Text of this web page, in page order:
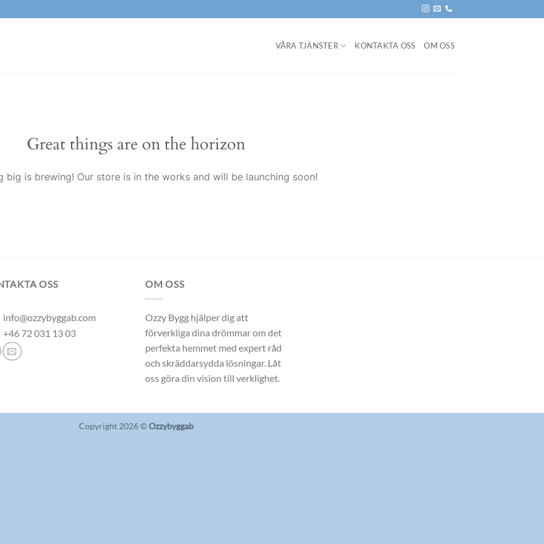
VÅRA TJÄNSTER KONTAKTA OSS OM OSS
Great things are on the horizon
big is brewing! Our store is in the works and will be launching soon!
OSS
info@ozzybyggab.com
+46 72 031 13 03
OM OSS
Ozzy Bygg hjälper dig att
förverkliga dina drömmar om det
perfekta hemmet med expert råd
och skräddarsydda lösningar. Låt
oss göra din vision till verklighet.
Copyright 2026 ©Ozzybyggab